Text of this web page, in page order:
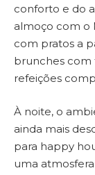
conforto e do
almoço com o
com pratos a
brunches com
refeições
À noite, o
ainda mais
para happy
uma